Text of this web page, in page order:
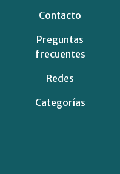
Contacto
Preguntas
frecuentes
Redes
Categorías